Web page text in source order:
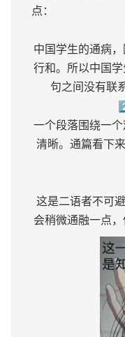
点：
中国学生的通病
行和。所以中国
句之间没有联
一个段落围绕一
清晰。通篇看下
这是二语者不可
会稍微通融一点